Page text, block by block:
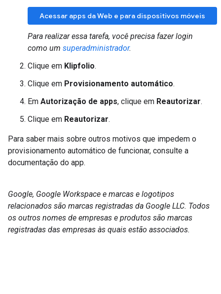
Acessar apps da Web e para dispositivos móveis
Para realizar essa tarefa, você precisa fazer login
como um superadministrador.
Clique em Klipfolio.
Clique em Provisionamento automático.
Em Autorização de apps, clique em Reautorizar.
Clique em Reautorizar.
Para saber mais sobre outros motivos que impedem o
provisionamento automático de funcionar, consulte a
documentação do app.
Google, Google Workspace e marcas e logotipos
relacionados são marcas registradas da Google LLC. Todos
os outros nomes de empresas e produtos são marcas
registradas das empresas às quais estão associados.